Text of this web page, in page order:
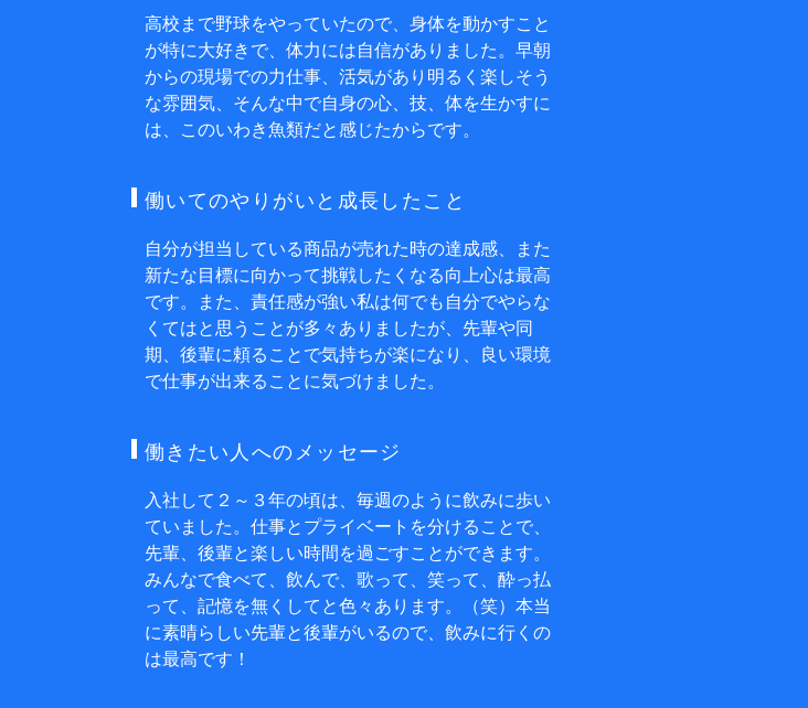
高校まで野球をやっていたので、身体を動かすこと
が特に大好きで、体力には自信がありました。早朝
からの現場での力仕事、活気があり明るく楽しそう
な雰囲気、そんな中で自身の心、技、体を生かすに
は、このいわき魚類だと感じたからです。
働いてのやりがいと成⻑したこと
自分が担当している商品が売れた時の達成感、また
新たな目標に向かって挑戦したくなる向上心は最高
です。また、責任感が強い私は何でも自分でやらな
くてはと思うことが多々ありましたが、先輩や同
期、後輩に頼ることで気持ちが楽になり、良い環境
で仕事が出来ることに気づけました。
働きたい人へのメッセージ
入社して２～３年の頃は、毎週のように飲みに歩い
ていました。仕事とプライベートを分けることで、
先輩、後輩と楽しい時間を過ごすことができます。
みんなで食べて、飲んで、歌って、笑って、酔っ払
って、記憶を無くしてと色々あります。（笑）本当
に素晴らしい先輩と後輩がいるので、飲みに行くの
は最高です！